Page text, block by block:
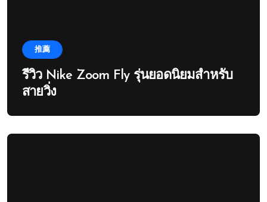
推薦
รีวิว Nike Zoom Fly รุ่นยอดนิยมสำหรับ
สายวิ่ง